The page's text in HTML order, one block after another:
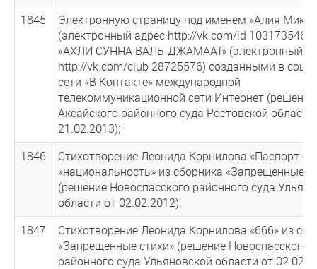
1845
Электронную страницу под именем «Алия
(электронный адрес http://vk.com/id 103173546)
«АХЛИ СУННА ВАЛЬ-ДЖАМААТ» (электронный
http://vk.com/club 28725576) созданными в
сети «В Контакте» международной
телекоммуникационной сети Интернет (решение
Аксайского районного суда Ростовской области
21.02.2013);
1846
Стихотворение Леонида Корнилова «Паспорт
«национальность» из сборника «Запрещенные
(решение Новоспасского районного суда
области от 02.02.2012);
1847
Стихотворение Леонида Корнилова «666» из
«Запрещенные стихи» (решение Новоспасского
районного суда Ульяновской области от